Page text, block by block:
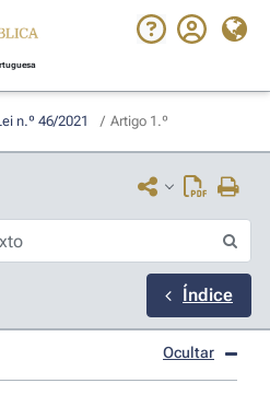
n.º 46/2021 / Artigo 1.º
Índice
Ocultar